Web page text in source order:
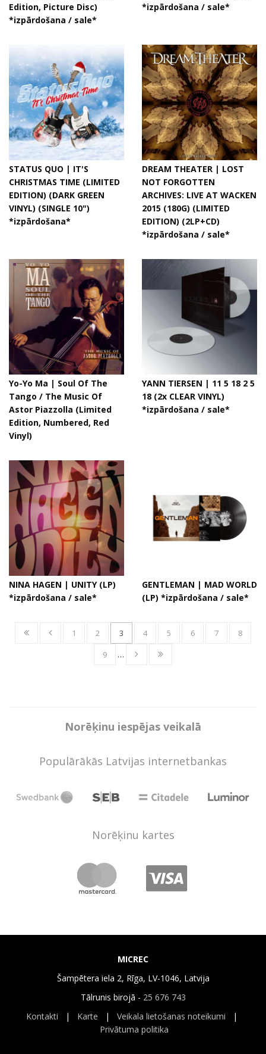
Edition, Picture Disc)
*izpārdošana / sale*
*izpārdošana / sale*
STATUS QUO | IT'S
CHRISTMAS TIME (LIMITED
EDITION) (DARK GREEN
VINYL) (SINGLE 10")
*izpārdošana*
DREAM THEATER | LOST
NOT FORGOTTEN
ARCHIVES: LIVE AT WACKEN
2015 (180G) (LIMITED
EDITION) (2LP+CD)
*izpārdošana / sale*
Yo-Yo Ma ‎| Soul Of The
Tango / The Music Of
Astor Piazzolla (Limited
Edition, Numbered, Red
Vinyl)
YANN TIERSEN | 11 5 18 2 5
18 (2x CLEAR VINYL)
*izpārdošana / sale*
NINA HAGEN | UNITY (LP)
*izpārdošana / sale*
GENTLEMAN | MAD WORLD
(LP) *izpārdošana / sale*
1 2 3 4 5 6 7
8
9
…
Norēķinu iespējas veikalā
Populārākās Latvijas internetbankas
Norēķinu kartes
MICREC
Šampētera iela 2, Rīga, LV-1046, Latvija
Tālrunis birojā - 25 676 743
Kontakti | Karte | Veikala lietošanas noteikumi |
Privātuma politika